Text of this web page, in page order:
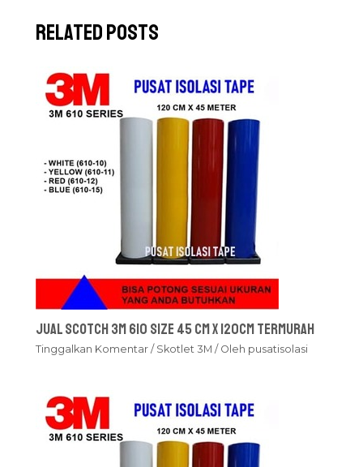
Related Posts
Jual Scotch 3M 610 Size 45 cm x 120cm Termurah
Tinggalkan Komentar / Skotlet 3M / Oleh pusatisolasi